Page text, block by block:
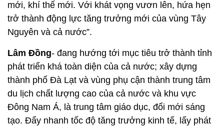
mới, khí thế mới. Với khát vọng vươn lên, hứa hẹn
trở thành động lực tăng trưởng mới của vùng Tây
Nguyên và cả nước”.
Lâm Đồng- đang hướng tới mục tiêu trở thành tỉnh
phát triển khá toàn diện của cả nước; xây dựng
thành phố Đà Lạt và vùng phụ cận thành trung tâm
du lịch chất lượng cao của cả nước và khu vực
Đông Nam Á, là trung tâm giáo dục, đổi mới sáng
tạo. Đẩy nhanh tốc độ tăng trưởng kinh tế, lấy phát